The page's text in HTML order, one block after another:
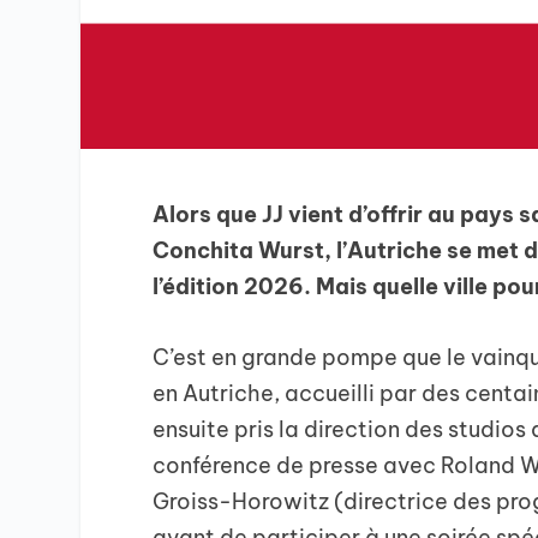
Alors que JJ vient d’offrir au pays
Conchita Wurst, l’Autriche se met
l’édition 2026. Mais quelle ville
C’est en grande pompe que le
en Autriche, accueilli par des
ensuite pris la direction des
conférence de presse avec Roland
Groiss-Horowitz (directrice des